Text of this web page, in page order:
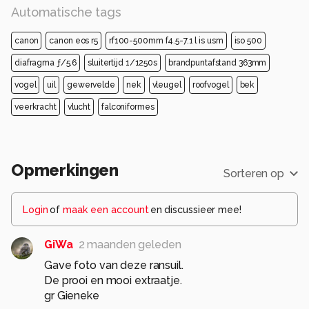
Automatische tags
canon canon eos r5 rf100-500mm f4.5-7.1 l is usm iso 500
diafragma ƒ/5.6 sluitertijd 1/1250s brandpuntafstand 363mm
vogel uil gewervelde nek vleugel roofvogel bek
veerkracht vlucht falconiformes
Opmerkingen Sorteren op
Loginof maak een account en discussieer mee!
GiWa 2 maanden geleden
Gave foto van deze ransuil.
De prooi en mooi extraatje.
gr Gieneke